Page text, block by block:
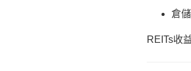
倉
REITs收